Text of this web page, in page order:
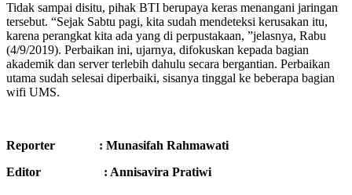
Tidak sampai disitu, pihak BTI berupaya keras menangani jaringan
tersebut. “Sejak Sabtu pagi, kita sudah mendeteksi kerusakan itu,
karena perangkat kita ada yang di perpustakaan, ”jelasnya, Rabu
(4/9/2019). Perbaikan ini, ujarnya, difokuskan kepada bagian
akademik dan server terlebih dahulu secara bergantian. Perbaikan
utama sudah selesai diperbaiki, sisanya tinggal ke beberapa bagian
wifi UMS.
Reporter : Munasifah Rahmawati
Editor : Annisavira Pratiwi